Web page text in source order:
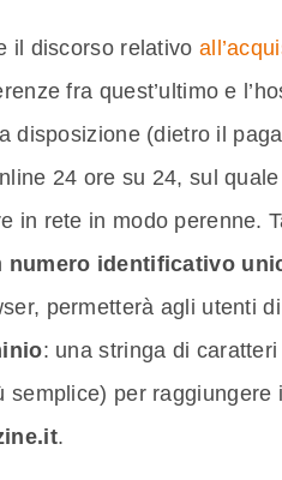
il discorso relativo
fra quest’ultimo e
disposizione (dietro il
24 ore su 24, sul
in rete in modo perenne.
numero identificativo
permetterà agli utenti
: una stringa di
semplice) per
.